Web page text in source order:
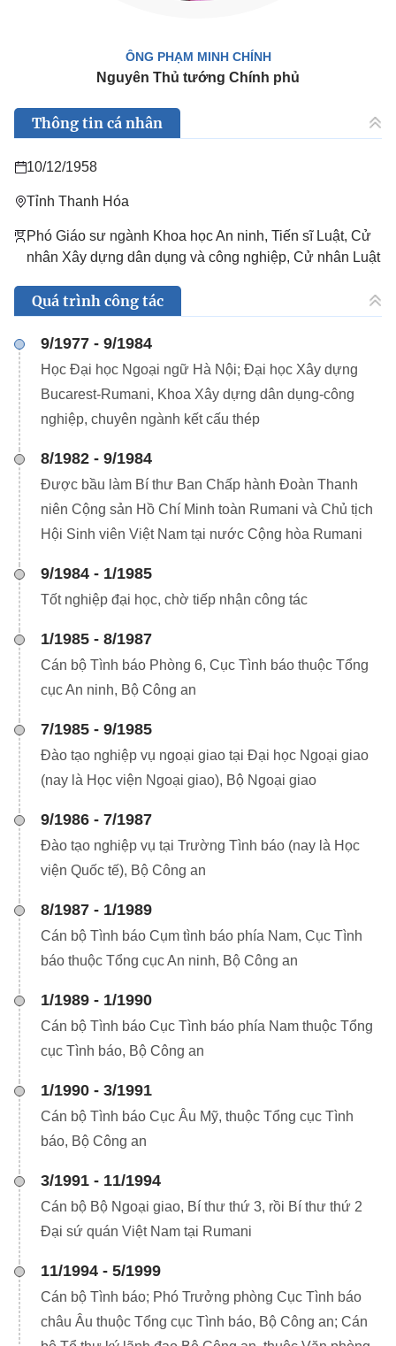
ÔNG PHẠM MINH CHÍNH
Nguyên Thủ tướng Chính phủ
Thông tin cá nhân
10/12/1958
Tỉnh Thanh Hóa
Phó Giáo sư ngành Khoa học An ninh, Tiến sĩ Luật, Cử
nhân Xây dựng dân dụng và công nghiệp, Cử nhân Luật
Quá trình công tác
9/1977 - 9/1984
Học Đại học Ngoại ngữ Hà Nội; Đại học Xây dựng
Bucarest-Rumani, Khoa Xây dựng dân dụng-công
nghiệp, chuyên ngành kết cấu thép
8/1982 - 9/1984
Được bầu làm Bí thư Ban Chấp hành Đoàn Thanh
niên Cộng sản Hồ Chí Minh toàn Rumani và Chủ tịch
Hội Sinh viên Việt Nam tại nước Cộng hòa Rumani
9/1984 - 1/1985
Tốt nghiệp đại học, chờ tiếp nhận công tác
1/1985 - 8/1987
Cán bộ Tình báo Phòng 6, Cục Tình báo thuộc Tổng
cục An ninh, Bộ Công an
7/1985 - 9/1985
Đào tạo nghiệp vụ ngoại giao tại Đại học Ngoại giao
(nay là Học viện Ngoại giao), Bộ Ngoại giao
9/1986 - 7/1987
Đào tạo nghiệp vụ tại Trường Tình báo (nay là Học
viện Quốc tế), Bộ Công an
8/1987 - 1/1989
Cán bộ Tình báo Cụm tình báo phía Nam, Cục Tình
báo thuộc Tổng cục An ninh, Bộ Công an
1/1989 - 1/1990
Cán bộ Tình báo Cục Tình báo phía Nam thuộc Tổng
cục Tình báo, Bộ Công an
1/1990 - 3/1991
Cán bộ Tình báo Cục Âu Mỹ, thuộc Tổng cục Tình
báo, Bộ Công an
3/1991 - 11/1994
Cán bộ Bộ Ngoại giao, Bí thư thứ 3, rồi Bí thư thứ 2
Đại sứ quán Việt Nam tại Rumani
11/1994 - 5/1999
Cán bộ Tình báo; Phó Trưởng phòng Cục Tình báo
châu Âu thuộc Tổng cục Tình báo, Bộ Công an; Cán